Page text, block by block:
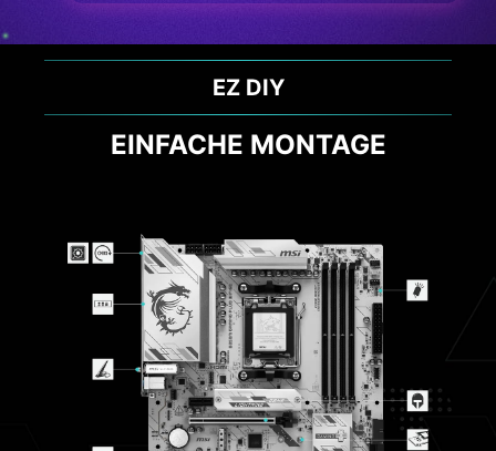
LEISTUNG & THERMISCHE LÖSUNG
OPTIMALE EFFIZIENZ